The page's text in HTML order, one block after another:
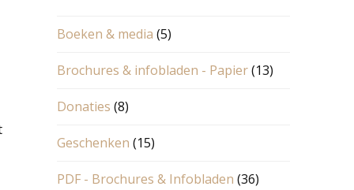
Boeken & media (5)
Brochures & infobladen - Papier(13)
Donaties (8)
Geschenken (15)
PDF - Brochures & Infobladen (36)